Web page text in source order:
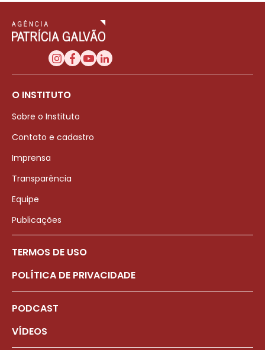
O INSTITUTO
Sobre o Instituto
Contato e cadastro
Imprensa
Transparência
Equipe
Publicações
TERMOS DE USO
POLÍTICA DE PRIVACIDADE
PODCAST
VÍDEOS